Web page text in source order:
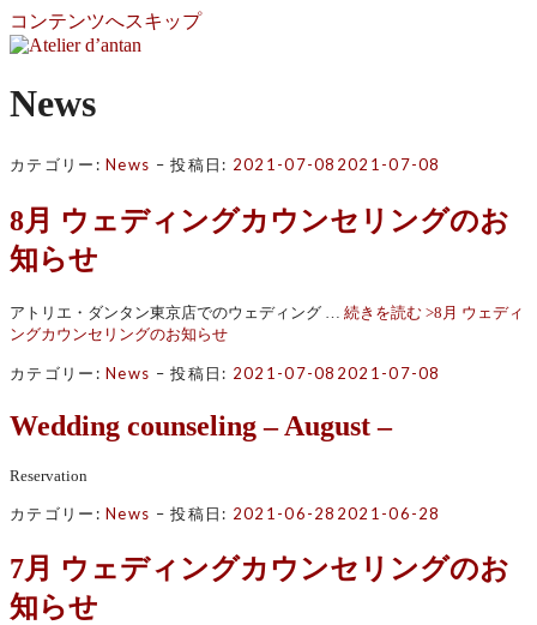
コンテンツへスキップ
手によってジュエリー、アクセサリー、レザーシューズ、衣
服など４つのブランドを手がけています。
News
カテゴリー:News –投稿日: 2021-07-08 2021-07-08
8月 ウェディングカウンセリングのお
知らせ
アトリエ・ダンタン東京店でのウェディング … 続きを読む >8月 ウェディ
ングカウンセリングのお知らせ
カテゴリー:News –投稿日: 2021-07-08 2021-07-08
Wedding counseling – August –
Reservation
カテゴリー:News –投稿日: 2021-06-28 2021-06-28
7月 ウェディングカウンセリングのお
知らせ